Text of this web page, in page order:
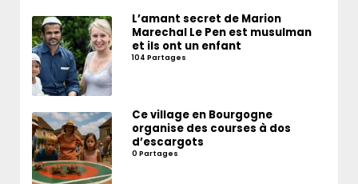
L’amant secret de Marion
Marechal Le Pen est musulman
et ils ont un enfant
104 Partages
Ce village en Bourgogne
organise des courses à dos
d’escargots
0 Partages